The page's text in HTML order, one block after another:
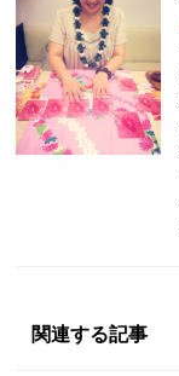
関連する記事